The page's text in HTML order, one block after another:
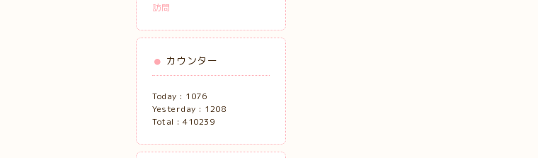
訪問
カウンター
Today : 1076
Yesterday : 1208
Total : 410239